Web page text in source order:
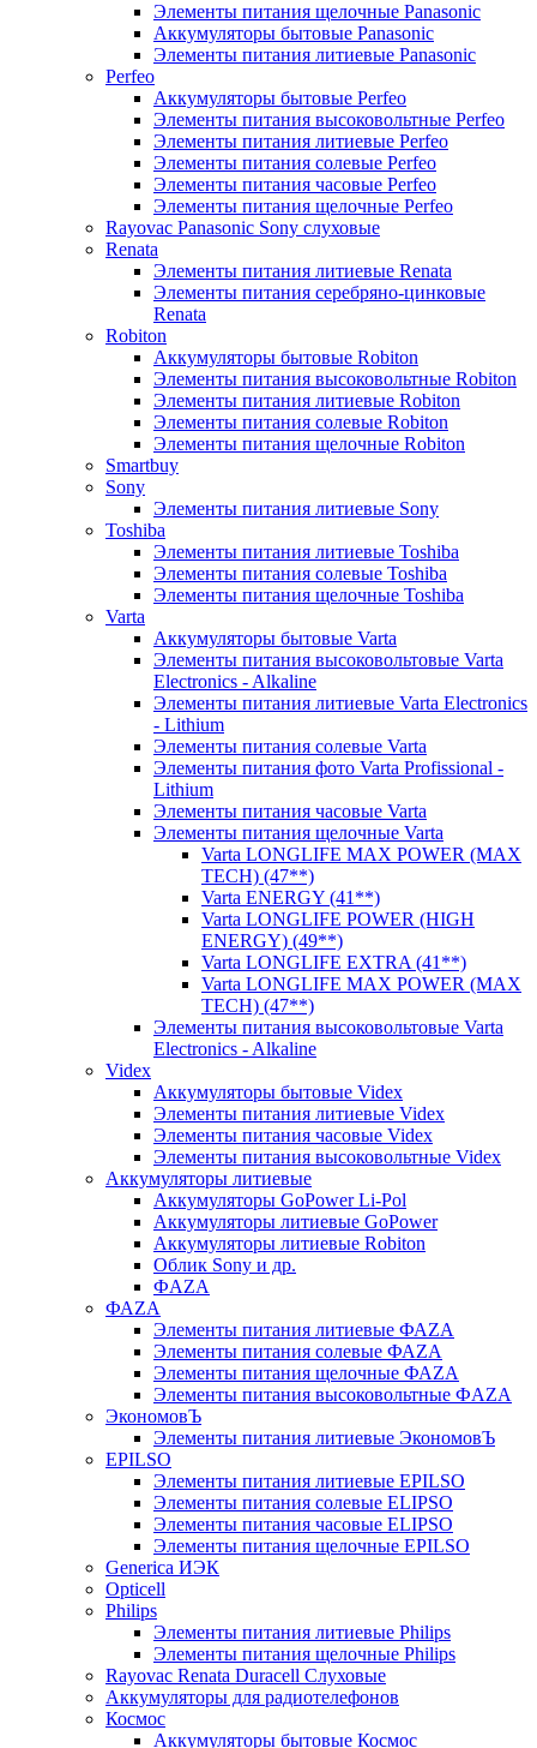
Элементы питания щелочные Panasonic
Аккумуляторы бытовые Panasonic
Элементы питания литиевые Panasonic
Perfeo
Аккумуляторы бытовые Perfeo
Элементы питания высоковольтные Perfeo
Элементы питания литиевые Perfeo
Элементы питания солевые Perfeo
Элементы питания часовые Perfeo
Элементы питания щелочные Perfeo
Rayovac Panasonic Sony слуховые
Renata
Элементы питания литиевые Renata
Элементы питания серебряно-цинковые
Renata
Robiton
Аккумуляторы бытовые Robiton
Элементы питания высоковольтные Robiton
Элементы питания литиевые Robiton
Элементы питания солевые Robiton
Элементы питания щелочные Robiton
Smartbuy
Sony
Элементы питания литиевые Sony
Toshiba
Элементы питания литиевые Toshiba
Элементы питания солевые Toshiba
Элементы питания щелочные Toshiba
Varta
Аккумуляторы бытовые Varta
Элементы питания высоковольтовые Varta
Electronics - Alkaline
Элементы питания литиевые Varta Electronics
- Lithium
Элементы питания солевые Varta
Элементы питания фото Varta Profissional -
Lithium
Элементы питания часовые Varta
Элементы питания щелочные Varta
Varta LONGLIFE MAX POWER (MAX
TECH) (47**)
Varta ENERGY (41**)
Varta LONGLIFE POWER (HIGH
ENERGY) (49**)
Varta LONGLIFE EXTRA (41**)
Varta LONGLIFE MAX POWER (MAX
TECH) (47**)
Элементы питания высоковольтовые Varta
Electronics - Alkaline
Videx
Аккумуляторы бытовые Videx
Элементы питания литиевые Videx
Элементы питания часовые Videx
Элементы питания высоковольтные Videx
Аккумуляторы литиевые
Аккумуляторы GoPower Li-Pol
Аккумуляторы литиевые GoPower
Аккумуляторы литиевые Robiton
Облик Sony и др.
ФAZA
ФАZA
Элементы питания литиевые ФАZА
Элементы питания солевые ФАZА
Элементы питания щелочные ФАZА
Элементы питания высоковольтные ФAZA
ЭкономовЪ
Элементы питания литиевые ЭкономовЪ
EPILSO
Элементы питания литиевые EPILSO
Элементы питания солевые ELIPSO
Элементы питания часовые ELIPSO
Элементы питания щелочные EPILSO
Generica ИЭК
Opticell
Philips
Элементы питания литиевые Philips
Элементы питания щелочные Philips
Rayovac Renata Duracell Слуховые
Аккумуляторы для радиотелефонов
Космос
Аккумуляторы бытовые Космос